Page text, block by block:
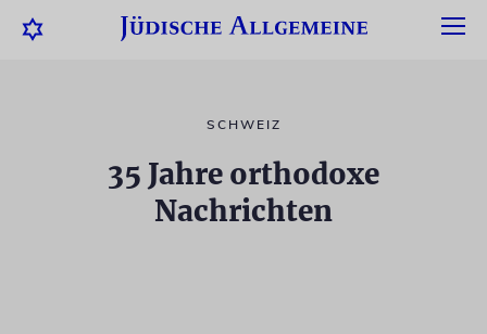
SCHWEIZ
35 Jahre orthodoxe
Nachrichten